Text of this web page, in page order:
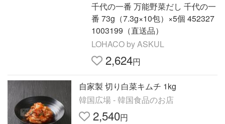
千代の一番 万能野菜だし 千代の一
番 73g（7.3g×10包）×5個 452327
1003199（直送品）
LOHACO by ASKUL
2,624円
自家製 切り白菜キムチ 1kg
韓国広場 - 韓国食品のお店
2,540円